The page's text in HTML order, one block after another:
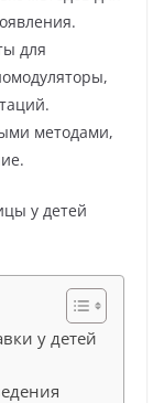
для
методами,
у детей